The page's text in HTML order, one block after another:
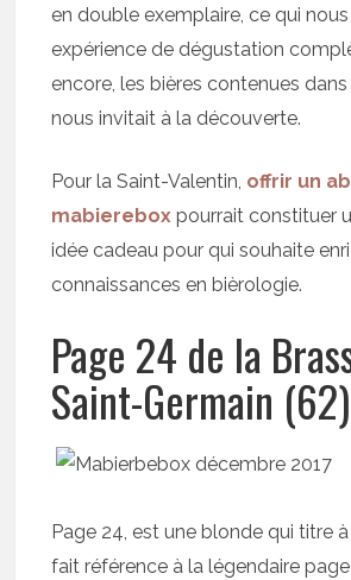
en double exemplaire, ce qui
expérience de dégustation
encore, les bières contenues
nous invitait à la découverte.
Pour la Saint-Valentin, offrir un
mabierebox pourrait constituer
idée cadeau pour qui souhaite
connaissances en bièrologie.
Page 24 de la
Saint-Germain (62)
Page 24, est une blonde qui titre à
fait référence à la légendaire